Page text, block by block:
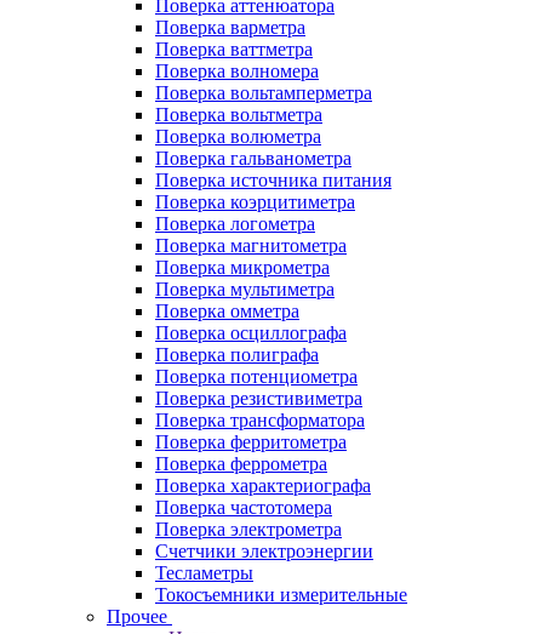
Поверка аттенюатора
Поверка варметра
Поверка ваттметра
Поверка волномера
Поверка вольтамперметра
Поверка вольтметра
Поверка волюметра
Поверка гальванометра
Поверка источника питания
Поверка коэрцитиметра
Поверка логометра
Поверка магнитометра
Поверка микрометра
Поверка мультиметра
Поверка омметра
Поверка осциллографа
Поверка полиграфа
Поверка потенциометра
Поверка резистивиметра
Поверка трансформатора
Поверка ферритометра
Поверка феррометра
Поверка характериографа
Поверка частотомера
Поверка электрометра
Счетчики электроэнергии
Тесламетры
Токосъемники измерительные
Прочее